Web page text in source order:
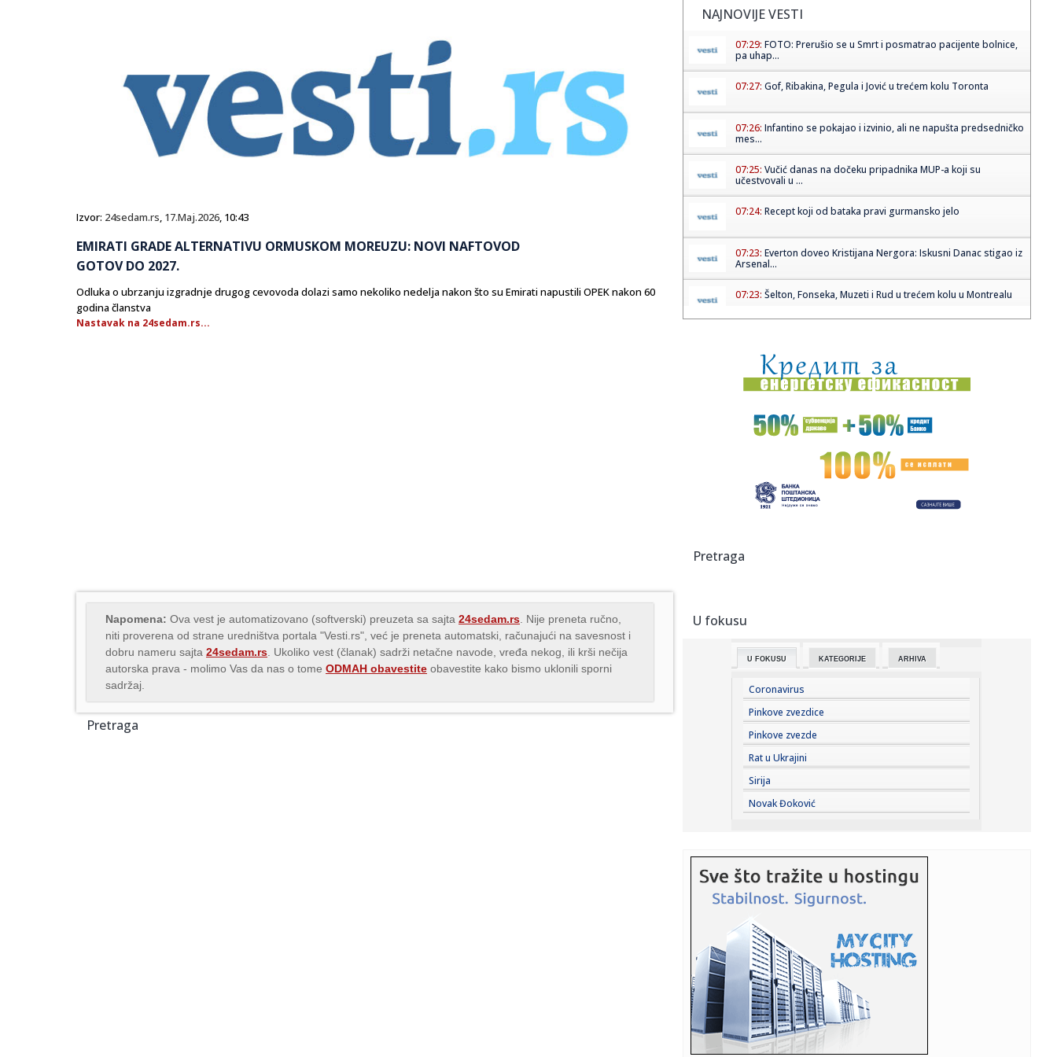
Izvor: 24sedam.rs, 17.Maj.2026, 10:43
EMIRATI GRADE ALTERNATIVU ORMUSKOM MOREUZU: NOVI NAFTOVOD
GOTOV DO 2027.
Odluka o ubrzanju izgradnje drugog cevovoda dolazi samo nekoliko nedelja nakon što su Emirati napustili OPEK nakon 60
godina članstva
Nastavak na 24sedam.rs...
Napomena: Ova vest je automatizovano (softverski) preuzeta sa sajta 24sedam.rs . Nije preneta ručno,
niti proverena od strane uredništva portala "Vesti.rs", već je preneta automatski, računajući na savesnost i
dobru nameru sajta 24sedam.rs . Ukoliko vest (članak) sadrži netačne navode, vređa nekog, ili krši nečija
autorska prava - molimo Vas da nas o tome ODMAH obavestite obavestite kako bismo uklonili sporni
sadržaj.
Pretraga
NAJNOVIJE VESTI
07:29: FOTO: Prerušio se u Smrt i posmatrao pacijente bolnice,
pa uhap...
07:27: Gof, Ribakina, Pegula i Jović u trećem kolu Toronta
07:26: Infantino se pokajao i izvinio, ali ne napušta predsedničko
mes...
07:25: Vučić danas na dočeku pripadnika MUP-a koji su
učestvovali u ...
07:24: Recept koji od bataka pravi gurmansko jelo
07:23: Everton doveo Kristijana Nergora: Iskusni Danac stigao iz
Arsenal...
07:23: Šelton, Fonseka, Muzeti i Rud u trećem kolu u Montrealu
07:21:Suša prži usjeve u BiH, neizbježno poskupljenje hrane
07:21:Smanjena proizvodnja struje u BiH, nema nestašica ni
poskupljenj...
Najbogatije selo u Evropi nalazi se nadomak Srbije: Nižu
07:18:Vanredna situacija u delu opštine Kovin zbog požara u
povređeni
07:10:
07:09:
Šelton, Fonseka, Muzeti i Rud u trećem kolu Mastersa u
07:08:Pakao u Srbiji u 6 ujutru; Već izmereno 30 stepeni
07:05:Високе температуре и један ...
07:07:Bivša pop zvezda ponovo pred sudom zbog seksualnog
zlostavljanja...
07:03: VIDEO Jake turbulencije na letu za Indiju: Povređeno 12
putnika,...
07:03:
Rusima...
07:03:VIDEO: Studenti u blokadi pozvali građane da se uključe i
pomog...
07:03:FOTO: Satelit zabeležio kako izgledaju glavne evropske
reke koje...
07:03:Unija sindikata prosvetnih radnika: Javna rasprava o
Pretraga
U fokusu
U FOKUSU KATEGORIJE ARHIVA
Coronavirus
Pinkove zvezdice
Pinkove zvezde
Rat u Ukrajini
Sirija
Novak Đoković